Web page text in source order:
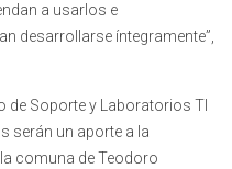
a usarlos e
desarrollarse íntegramente”,
de Soporte y Laboratorios TI
serán un aporte a la
comuna de Teodoro